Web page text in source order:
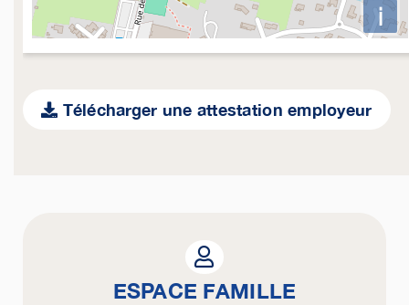
i
Télécharger une attestation employeur
ESPACE FAMILLE